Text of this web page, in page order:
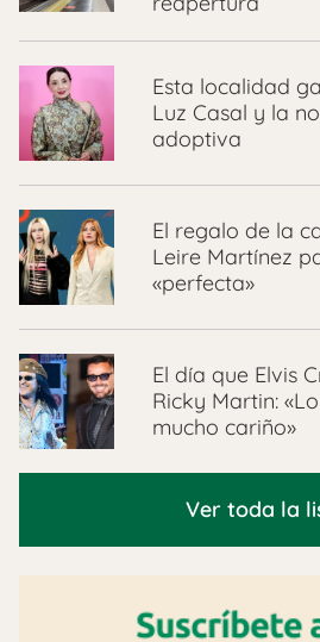
Esta localidad
Luz Casal y la
adoptiva
El regalo de la
Leire Martínez
«perfecta»
El día que Elvis
Ricky Martin:
mucho cariño»
Ver toda la